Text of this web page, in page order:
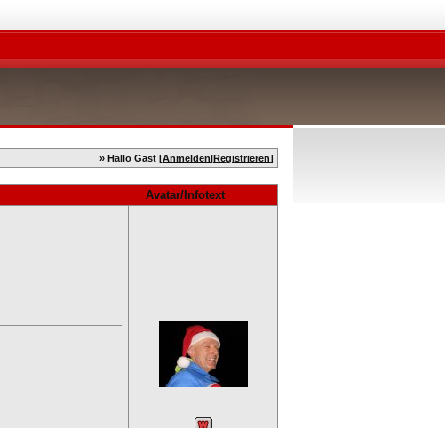
» Hallo Gast [Anmelden|Registrieren]
Avatar/Infotext